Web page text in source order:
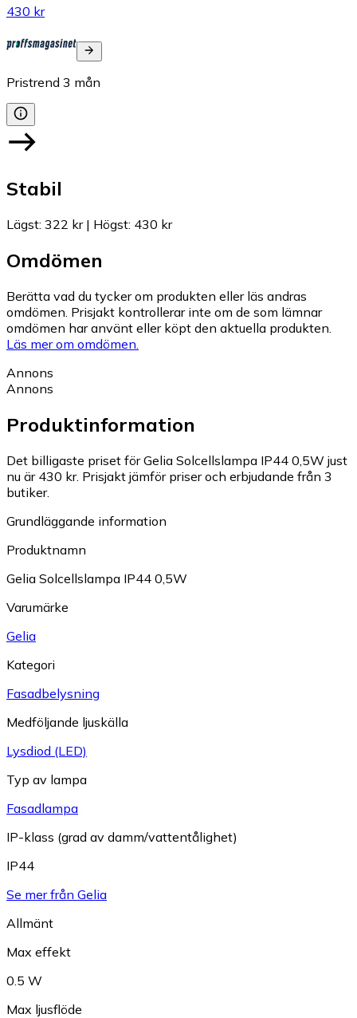
430 kr
Pristrend 3 mån
Stabil
Lägst: 322 kr| Högst: 430 kr
Omdömen
Berätta vad du tycker om produkten eller läs andras
omdömen. Prisjakt kontrollerar inte om de som lämnar
omdömen har använt eller köpt den aktuella produkten.
Läs mer om omdömen.
Annons
Annons
Produktinformation
Det billigaste priset för Gelia Solcellslampa IP44 0,5W just
nu är 430 kr. Prisjakt jämför priser och erbjudande från 3
butiker.
Grundläggande information
Produktnamn
Gelia Solcellslampa IP44 0,5W
Varumärke
Gelia
Kategori
Fasadbelysning
Medföljande ljuskälla
Lysdiod (LED)
Typ av lampa
Fasadlampa
IP-klass (grad av damm/vattentålighet)
IP44
Se mer från Gelia
Allmänt
Max effekt
0.5 W
Max ljusflöde